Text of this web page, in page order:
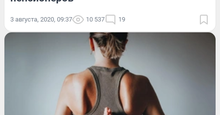
3 августа, 2020, 09:37 10 537 19